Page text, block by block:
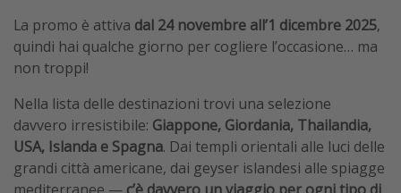
La promo è attiva dal 24 novembre all’1 dicembre 2025,
quindi hai qualche giorno per cogliere l’occasione… ma
non troppi!
Nella lista delle destinazioni trovi una selezione
davvero irresistibile: Giappone, Giordania, Thailandia,
USA, Islanda e Spagna. Dai templi orientali alle luci delle
grandi città americane, dai geyser islandesi alle spiagge